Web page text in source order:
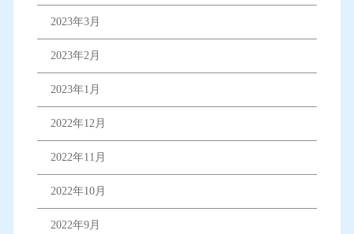
2023年3月
2023年2月
2023年1月
2022年12月
2022年11月
2022年10月
2022年9月